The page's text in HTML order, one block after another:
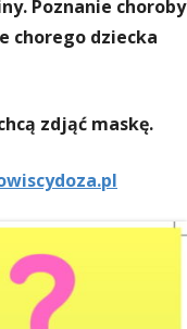
Poznanie choroby
chorego dziecka
zdjąć maskę.